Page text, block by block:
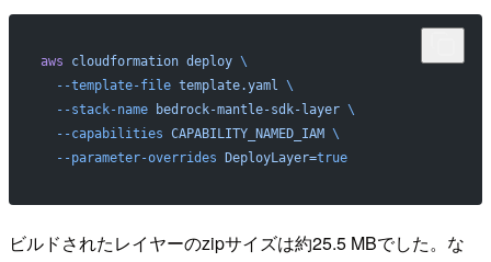
aws cloudformation deploy \
  --template-file
template.yaml
\
  --stack-name
bedrock-mantle-sdk-layer \
  --capabilities
CAPABILITY_NAMED_IAM \
  --parameter-overrides
DeployLayer=true
ビルドされたレイヤーのzipサイズは約25.5 MBでした。な